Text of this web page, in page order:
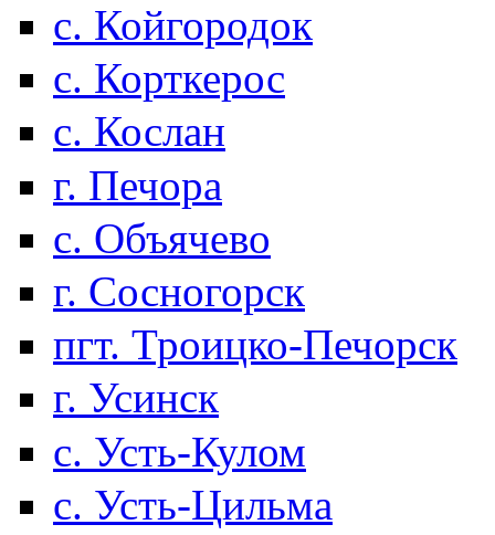
с. Койгородок
с. Корткерос
с. Кослан
г. Печора
с. Объячево
г. Сосногорск
пгт. Троицко-Печорск
г. Усинск
с. Усть-Кулом
с. Усть-Цильма